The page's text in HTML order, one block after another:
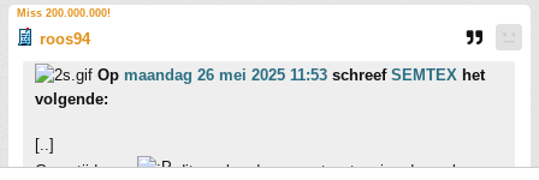
Miss 200.000.000!
roos94
Op maandag 26 mei 2025 11:53 schreef SEMTEX het
volgende:
[..]
Geen tijd voor
dit weekend weer wat wetgeving doorgelezen